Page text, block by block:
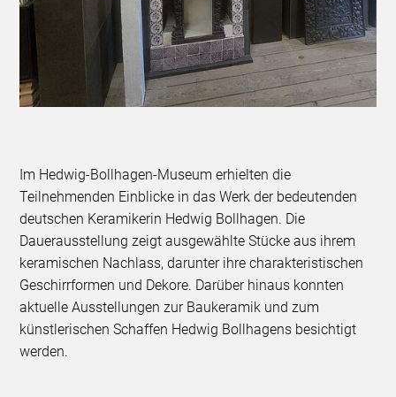
Im Hedwig-Bollhagen-Museum erhielten die
Teilnehmenden Einblicke in das Werk der bedeutenden
deutschen Keramikerin Hedwig Bollhagen. Die
Dauerausstellung zeigt ausgewählte Stücke aus ihrem
keramischen Nachlass, darunter ihre charakteristischen
Geschirrformen und Dekore. Darüber hinaus konnten
aktuelle Ausstellungen zur Baukeramik und zum
künstlerischen Schaffen Hedwig Bollhagens besichtigt
werden.